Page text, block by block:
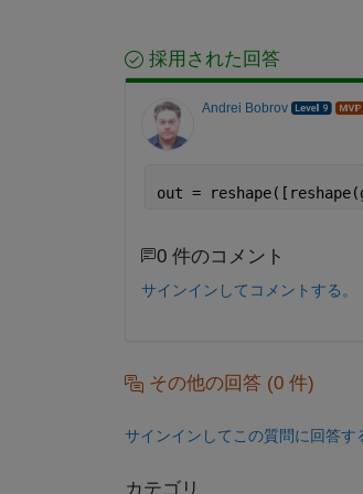
採用された回答
Andrei Bobrov
out =
0 件のコメント
サインインしてコメントする。
その他の回答 (0 件)
サインインしてこの質問に回答す
カテゴリ